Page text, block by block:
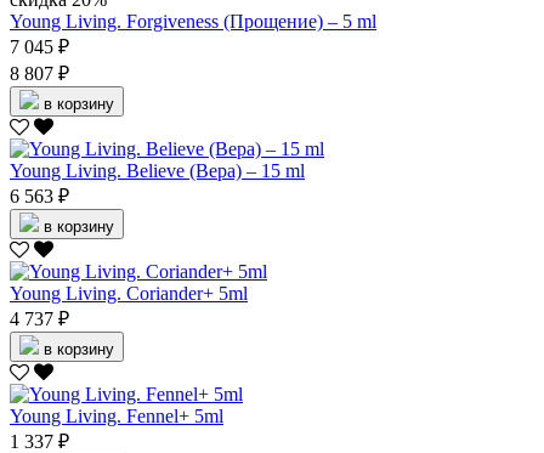
Young Living. Forgiveness (Прощение) – 5 ml
7 045 ₽
8 807 ₽
в корзину
Young Living. Believe (Вера) – 15 ml
6 563 ₽
в корзину
Young Living. Coriander+ 5ml
4 737 ₽
в корзину
Young Living. Fennel+ 5ml
1 337 ₽